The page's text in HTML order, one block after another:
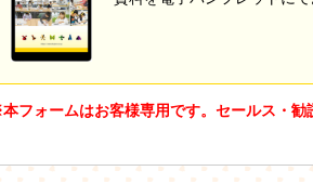
フォームはお客様専用です。セールス・勧